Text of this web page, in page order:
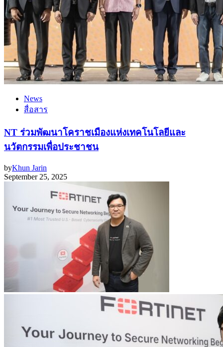
News
สื่อสาร
NT ร่วมพัฒนาโคราชเมืองแห่งเทคโนโลยีและ
นวัตกรรมเพื่อประชาชน
byKhun Jarin
September 25, 2025